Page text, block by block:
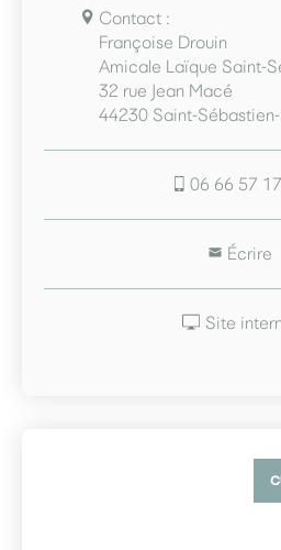
Contact :
Françoise Drouin
Amicale Laïque Saint-
32 rue Jean Macé
44230 Saint-
06 66 57
Écrire
Site